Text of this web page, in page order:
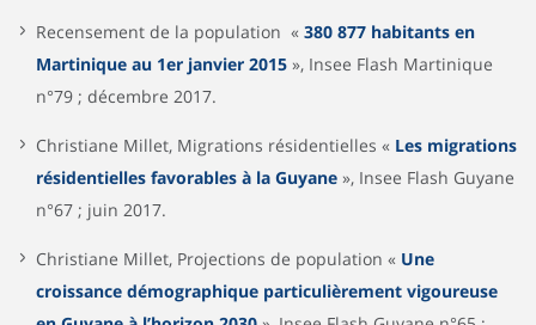
Recensement de la population « 380 877 habitants en
Martinique au 1er janvier 2015 », Insee Flash Martinique
n°79 ; décembre 2017.
Christiane Millet, Migrations résidentielles « Les migrations
résidentielles favorables à la Guyane », Insee Flash Guyane
n°67 ; juin 2017.
Christiane Millet, Projections de population « Une
croissance démographique particulièrement vigoureuse